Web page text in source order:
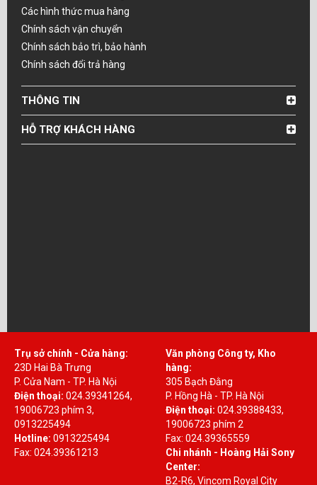
Các hình thức mua hàng
Chính sách vận chuyển
Chính sách bảo trì, bảo hành
Chính sách đổi trả hàng
THÔNG TIN
HỖ TRỢ KHÁCH HÀNG
Trụ sở chính - Cửa hàng:
23D Hai Bà Trưng
P. Cửa Nam - TP. Hà Nội
Điện thoại: 024.39341264,
19006723 phím 3,
0913225494
Hotline: 0913225494
Fax: 024.39361213
Văn phòng Công ty, Kho
hàng:
305 Bạch Đằng
P. Hồng Hà - TP. Hà Nội
Điện thoại: 024.39388433,
19006723 phím 2
Fax: 024.39365559
Chi nhánh - Hoàng Hải Sony
Center:
B2-R6, Vincom Royal City